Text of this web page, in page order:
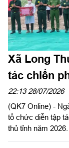
Xã Long
tác chiến
22:13 28/07/2026
(QK7 Online) -
tổ chức diễn tập
thủ tỉnh năm